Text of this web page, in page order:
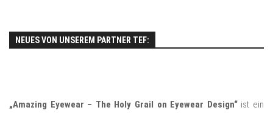
NEUES VON UNSEREM PARTNER TEF:
„Amazing Eyewear – The Holy Grail on Eyewear Design“ist ein